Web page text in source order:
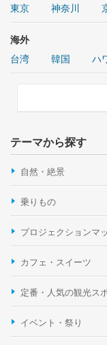
東京
神奈川
海外
台湾
韓国 ハ
テーマから探す
自然・絶景
乗りもの
プロジェクションマ
カフェ・スイーツ
定番・人気の観光ス
イベント・祭り